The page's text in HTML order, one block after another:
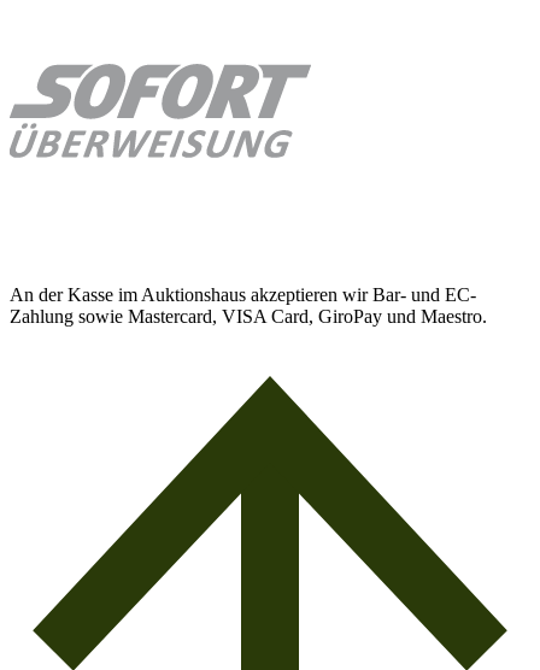
An der Kasse im Auktionshaus akzeptieren wir Bar- und EC-
Zahlung sowie Mastercard, VISA Card, GiroPay und Maestro.